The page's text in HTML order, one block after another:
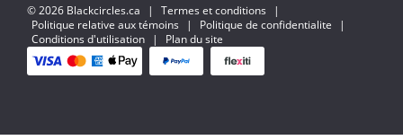
© 2026 Blackcircles.ca | Termes et conditions
|
Politique relative aux témoins
| Politique de confidentialite
|
Conditions d'utilisation
| Plan du site